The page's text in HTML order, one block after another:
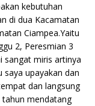
kebutuhan
di dua Kacamatan
Ciampea.Yaitu
2, Peresmian 3
sangat miris artinya
saya upayakan dan
dan langsung
tahun mendatang